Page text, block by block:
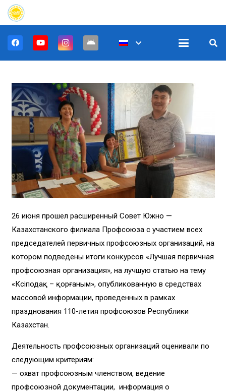
26 июня прошел расширенный Совет Южно —
Казахстанского филиала Профсоюза с участием всех
председателей первичных профсоюзных организаций, на
котором подведены итоги конкурсов «Лучшая первичная
профсоюзная организация», на лучшую статью на тему
«Кәсіподақ – қорғаным», опубликованную в средствах
массовой информации, проведенных в рамках
празднования 110-летия профсоюзов Республики
Казахстан.
Деятельность профсоюзных организаций оценивали по
следующим критериям:
— охват профсоюзным членством, ведение
профсоюзной документации, информация о